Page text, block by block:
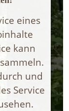
eines
kann
und
Service